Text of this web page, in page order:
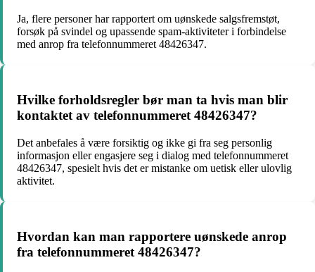
Ja, flere personer har rapportert om uønskede salgsfremstøt,
forsøk på svindel og upassende spam-aktiviteter i forbindelse
med anrop fra telefonnummeret 48426347.
Hvilke forholdsregler bør man ta hvis man blir
kontaktet av telefonnummeret 48426347?
Det anbefales å være forsiktig og ikke gi fra seg personlig
informasjon eller engasjere seg i dialog med telefonnummeret
48426347, spesielt hvis det er mistanke om uetisk eller ulovlig
aktivitet.
Hvordan kan man rapportere uønskede anrop
fra telefonnummeret 48426347?